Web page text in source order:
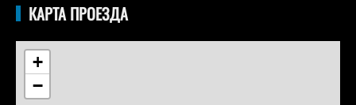
КАРТА ПРОЕЗДА
+
−